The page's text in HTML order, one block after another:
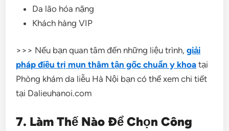
Da lão hóa nặng
Khách hàng VIP
>>> Nếu bạn quan tâm đến những liệu trình,giải
pháp điều trị mụn thâm tận gốc chuẩn y khoa tại
Phòng khám da liễu Hà Nội bạn có thể xem chi tiết
tại Dalieuhanoi.com
7. Làm Thế Nào Để Chọn Công